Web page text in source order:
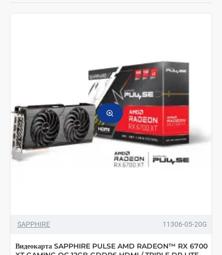
SAPPHIRE 11306-05-20G
Видеокарта SAPPHIRE PULSE AMD RADEON™ RX 6700